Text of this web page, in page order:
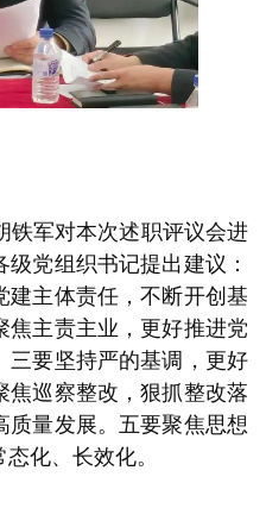
铁军对本次述职评议会进
党组织书记提出建议：
建主体责任，不断开创基
焦主责主业，更好推进党
三要坚持严的基调，更好
焦巡察整改，狠抓整改落
质量发展。五要聚焦思想
化、长效化。